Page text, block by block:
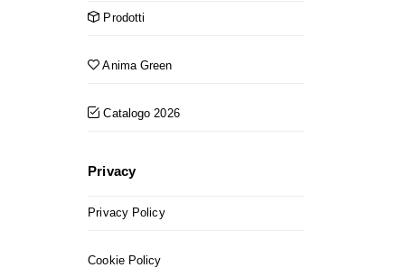
Prodotti
Anima Green
Catalogo 2026
Privacy
Privacy Policy
Cookie Policy